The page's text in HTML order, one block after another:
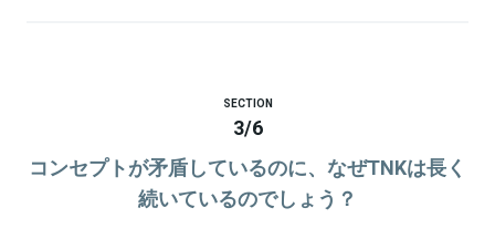
SECTION
3/6
コンセプトが矛盾しているのに、なぜTNKは長く
続いているのでしょう？